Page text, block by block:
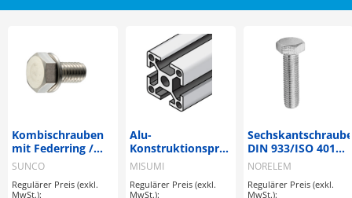
Kombischrauben
mit Federring /
HXNBT2 /
Sechskant
SUNCO
Regulärer Preis (exkl.
MwSt.):
Alu-
Konstruktionsprofile
/ Serie 8, GFS□-□,
KGFS□-□, KHFS□-□,
MISUMI
Regulärer Preis (exkl.
MwSt.):
DIN 933/ISO 4017,
Edelstahl (07171)
NORELEM
Regulärer Preis (exkl.
MwSt.):